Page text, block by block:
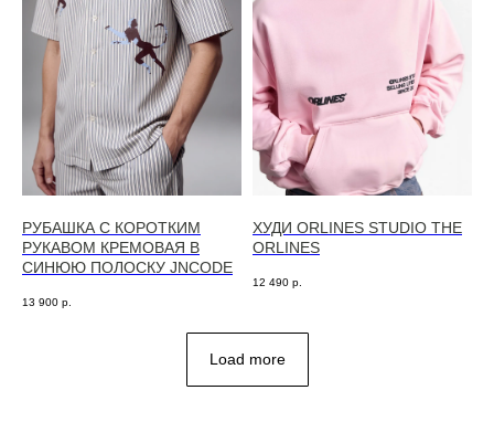
РУБАШКА С КОРОТКИМ
РУКАВОМ КРЕМОВАЯ В
СИНЮЮ ПОЛОСКУ JNCODE
13 900 р.
ХУДИ ORLINES STUDIO THE
ORLINES
12 490 р.
Load more